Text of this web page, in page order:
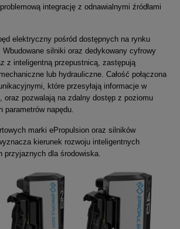
integrację z odnawialnymi źródłami
elektryczny pośród dostępnych na rynku
silniki oraz dedykowany cyfrowy
z inteligentną przepustnicą, zastępują
lub hydrauliczne. Całość połączona
które przesyłają informacje w
oraz pozwalają na zdalny dostęp z poziomu
napędu.
marki ePropulsion oraz silników
kierunek rozwoju inteligentnych
przyjaznych dla środowiska.